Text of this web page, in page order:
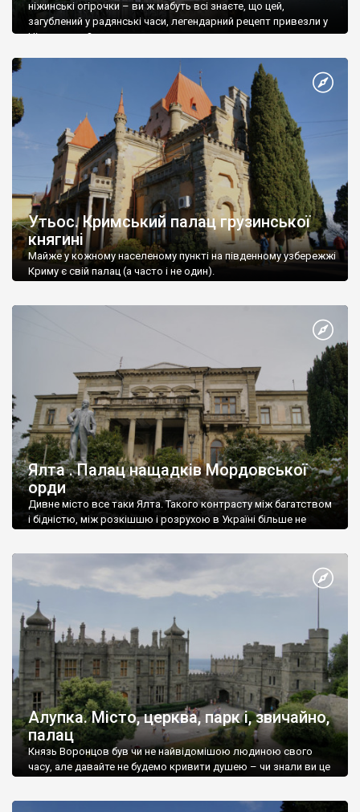
ніжинські огірочки – ви ж мабуть всі знаєте, що цей,
загублений у радянські часи, легендарний рецепт привезли у
Ніжин греки?
Утьос. Кримський палац грузинської
княгині
Майже у кожному населеному пункті на південному узбережжі
Криму є свій палац (а часто і не один).
Ялта . Палац нащадків Мордовської
орди
Дивне місто все таки Ялта. Такого контрасту між багатством
і бідністю, між розкішшю і розрухою в Україні більше не
Алупка. Місто, церква, парк і, звичайно,
палац
Князь Воронцов був чи не найвідомішою людиною свого
часу, але давайте не будемо кривити душею – чи знали ви це